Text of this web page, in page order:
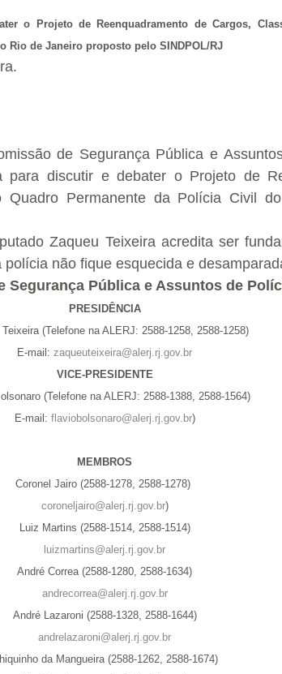
o Projeto de Reenquadramento de Cargos,
Rio de Janeiro proposto pelo SINDPOL/RJ
de Segurança Pública e
para discutir e debater o Projeto de
Quadro Permanente da Polícia Civil
Zaqueu Teixeira acredita ser
não fique esquecida e
Segurança Pública e Assuntos de
PRESIDÊNCIA
(Telefone na ALERJ: 2588-1258, 2588-1258)
E-mail: zaqueuteixeira@alerj.rj.gov.br
VICE-PRESIDENTE
(Telefone na ALERJ: 2588-1388, 2588-1564)
E-mail: flaviobolsonaro@alerj.rj.gov.br)
MEMBROS
Coronel Jairo (2588-1278, 2588-1278)
coroneljairo@alerj.rj.gov.br)
Luiz Martins (2588-1514, 2588-1514)
luizmartins@alerj.rj.gov.br
André Correa (2588-1280, 2588-1634)
andrecorrea@alerj.rj.gov.br
André Lazaroni (2588-1328, 2588-1644)
andrelazaroni@alerj.rj.gov.br
da Mangueira (2588-1262, 2588-1674)